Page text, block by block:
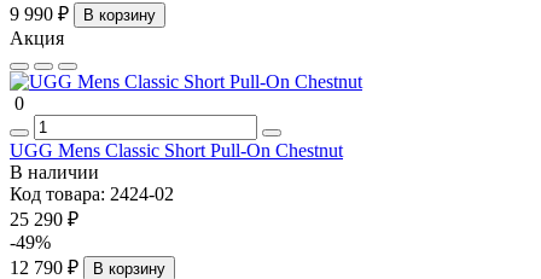
9 990 ₽
В корзину
Акция
0
UGG Mens Classic Short Pull-On Chestnut
В наличии
Код товара: 2424-02
25 290 ₽
-49%
12 790 ₽
В корзину